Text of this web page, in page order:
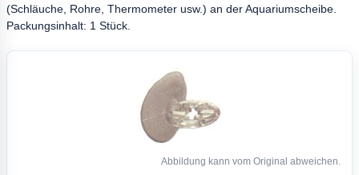
(Schläuche, Rohre, Thermometer usw.) an der Aquariumscheibe.
Packungsinhalt: 1 Stück.
Abbildung kann vom Original abweichen.